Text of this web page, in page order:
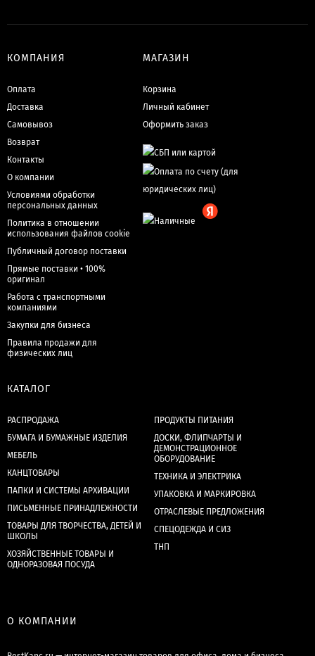
КОМПАНИЯ
Оплата
Доставка
Самовывоз
Возврат
Контакты
О компании
Условиями обработки
персональных данных
Политика в отношении
использования файлов cookie
Публичный договор поставки
Прямые поставки • 100%
оригинал
Работа с транспортными
компаниями
Закупки для бизнеса
Правила продажи для
физических лиц
МАГАЗИН
Корзина
Личный кабинет
Оформить заказ
КАТАЛОГ
РАСПРОДАЖА
БУМАГА И БУМАЖНЫЕ ИЗДЕЛИЯ
МЕБЕЛЬ
КАНЦТОВАРЫ
ПАПКИ И СИСТЕМЫ АРХИВАЦИИ
ПИСЬМЕННЫЕ ПРИНАДЛЕЖНОСТИ
ТОВАРЫ ДЛЯ ТВОРЧЕСТВА, ДЕТЕЙ И
ШКОЛЫ
ХОЗЯЙСТВЕННЫЕ ТОВАРЫ И
ОДНОРАЗОВАЯ ПОСУДА
ПРОДУКТЫ ПИТАНИЯ
ДОСКИ, ФЛИПЧАРТЫ И
ДЕМОНСТРАЦИОННОЕ
ОБОРУДОВАНИЕ
ТЕХНИКА И ЭЛЕКТРИКА
УПАКОВКА И МАРКИРОВКА
ОТРАСЛЕВЫЕ ПРЕДЛОЖЕНИЯ
СПЕЦОДЕЖДА И СИЗ
ТНП
О КОМПАНИИ